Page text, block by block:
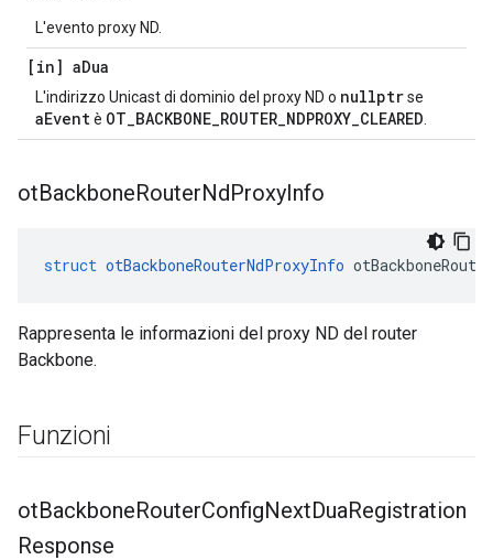
L'evento proxy ND.
[in] aDua
L'indirizzo Unicast di dominio del proxy ND o nullptrse
aEventè OT_BACKBONE_ROUTER_NDPROXY_CLEARED
otBackboneRouterNdProxyInfo
struct otBackboneRouterNdProxyInfo
Rappresenta le informazioni del proxy ND del router
Backbone.
Funzioni
otBackboneRouterConfigNextDuaRegistration
Response